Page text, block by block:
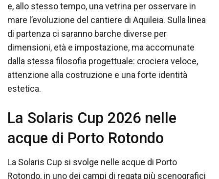
e, allo stesso tempo, una vetrina per osservare in
mare l’evoluzione del cantiere di Aquileia. Sulla linea
di partenza ci saranno barche diverse per
dimensioni, età e impostazione, ma accomunate
dalla stessa filosofia progettuale: crociera veloce,
attenzione alla costruzione e una forte identità
estetica.
La Solaris Cup 2026 nelle
acque di Porto Rotondo
La Solaris Cup si svolge nelle acque di Porto
Rotondo, in uno dei campi di regata più scenografici